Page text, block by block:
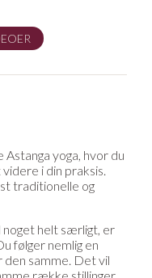
Astanga yoga, hvor du
i din praksis.
traditionelle og
noget helt særligt, er
følger nemlig en
den samme. Det vil